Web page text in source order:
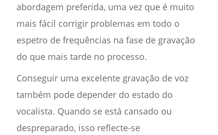
abordagem preferida, uma vez que é muito
mais fácil corrigir problemas em todo o
espetro de frequências na fase de gravação
do que mais tarde no processo.
Conseguir uma excelente gravação de voz
também pode depender do estado do
vocalista. Quando se está cansado ou
despreparado, isso reflecte-se